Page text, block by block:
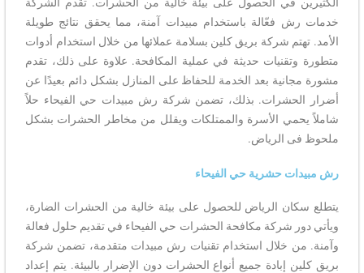
خدمات رش فعّالة باستخدام مبيدات آمنة، مما يحقق نتائج طويلة
الأمد. تهتم شركة بريق كلين بسلامة عملائها من خلال استخدام أدوات
متطورة وتقنيات حديثة في عملية المكافحة. علاوة على ذلك، تقدم
مشورة مجانية بعد الخدمة للحفاظ على المنازل بشكل دائم بعيدًا عن
أضرار الحشرات. بذلك، تضمن شركة رش مبيدات حي الفيحاء حلاً
شاملاً يحمي الأسرة والممتلكات ويقلل من مخاطر الحشرات بشكل
ملحوظ فى الرياض.
رش مبيدات حشرية حي الفيحاء
يتطلع سكان الرياض للحصول على بيئة خالية من الحشرات الضارة،
ويأتي دور شركة مكافحة الحشرات حي الفيحاء في تقديم حلول فعالة
وآمنة. من خلال استخدام تقنيات رش مبيدات متقدمة، تضمن شركة
بريق كلين إبادة جميع أنواع الحشرات دون الإضرار بالبيئة. يتم إعداد